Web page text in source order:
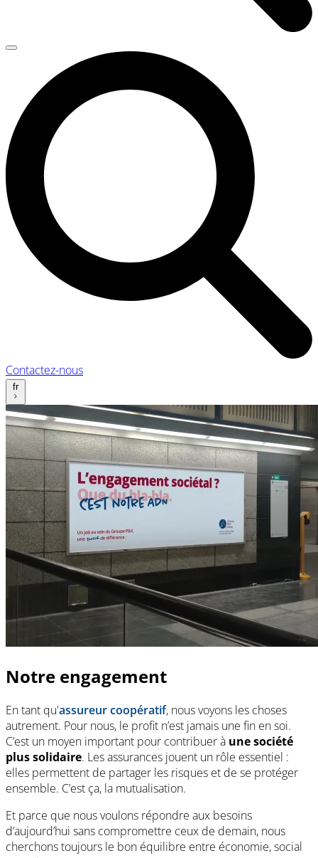
Contactez-nous
fr
Notre engagement
En tant qu'assureur coopératif, nous voyons les choses
autrement. Pour nous, le profit n’est jamais une fin en soi.
C’est un moyen important pour contribuer à une société
plus solidaire. Les assurances jouent un rôle essentiel :
elles permettent de partager les risques et de se protéger
ensemble. C’est ça, la mutualisation.
Et parce que nous voulons répondre aux besoins
d’aujourd’hui sans compromettre ceux de demain, nous
cherchons toujours le bon équilibre entre économie, social